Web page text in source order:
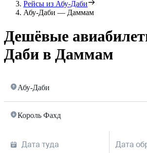
Рейсы из Абу-Даби
Абу-Даби — Даммам
Дешёвые
Даби в Даммам
Абу-Даби
Король Фахд
Дата туда Дата